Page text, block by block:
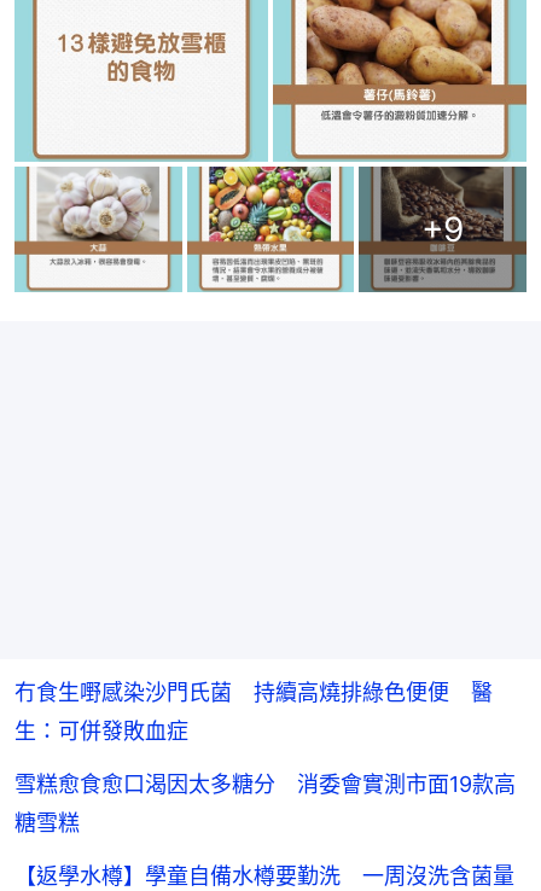
+9
冇食生嘢感染沙門氏菌 持續高燒排綠色便便 醫
生：可併發敗血症
雪糕愈食愈口渴因太多糖分 消委會實測市面19款高
糖雪糕
【返學水樽】學童自備水樽要勤洗 一周沒洗含菌量